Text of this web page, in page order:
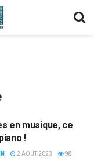
en musique, ce
!
2 AOÛT 2023 98